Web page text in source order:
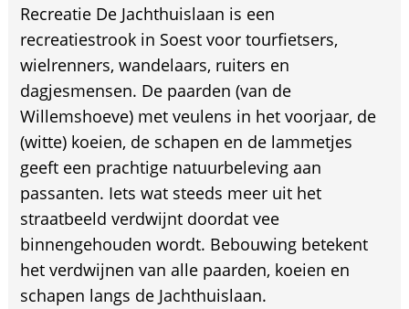
Recreatie De Jachthuislaan is een
recreatiestrook in Soest voor tourfietsers,
wielrenners, wandelaars, ruiters en
dagjesmensen. De paarden (van de
Willemshoeve) met veulens in het voorjaar, de
(witte) koeien, de schapen en de lammetjes
geeft een prachtige natuurbeleving aan
passanten. Iets wat steeds meer uit het
straatbeeld verdwijnt doordat vee
binnengehouden wordt. Bebouwing betekent
het verdwijnen van alle paarden, koeien en
schapen langs de Jachthuislaan.